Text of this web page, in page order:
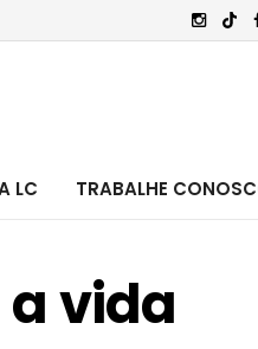
LC TRABALHE
vida